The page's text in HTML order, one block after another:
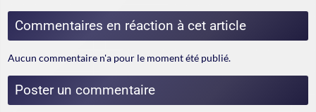
Commentaires en réaction à cet article
Aucun commentaire n'a pour le moment été publié.
Poster un commentaire